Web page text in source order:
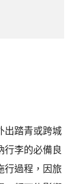
出踏青或跨城
行李的必備良
行過程，因旅